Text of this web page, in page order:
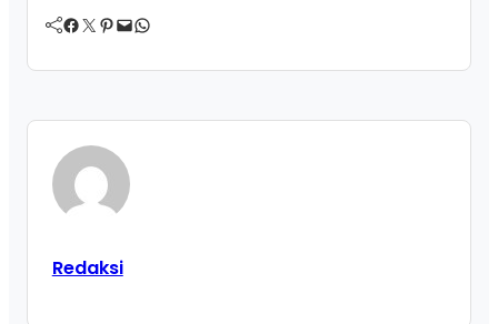
Facebook Twitter Pinterest Mail WhatsApp
Redaksi